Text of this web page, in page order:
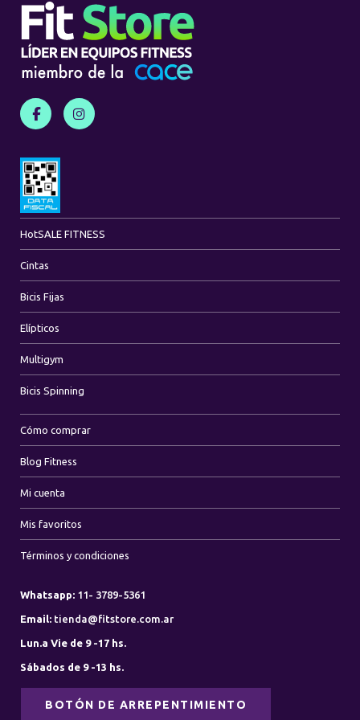
HotSALE FITNESS
Cintas
Bicis Fijas
Elípticos
Multigym
Bicis Spinning
Cómo comprar
Blog Fitness
Mi cuenta
Mis favoritos
Términos y condiciones
Whatsapp: 11- 3789-5361
Email: tienda@fitstore.com.ar
Lun.a Vie de 9 -17 hs.
Sábados de 9 -13 hs.
BOTÓN DE ARREPENTIMIENTO